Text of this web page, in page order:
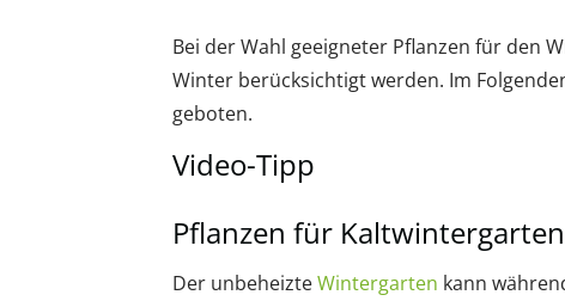
Bei der Wahl geeigneter Pflanzen für den
Winter berücksichtigt werden. Im
geboten.
Video-Tipp
Pflanzen für Kaltwintergarten
Der unbeheizteWintergarten kann